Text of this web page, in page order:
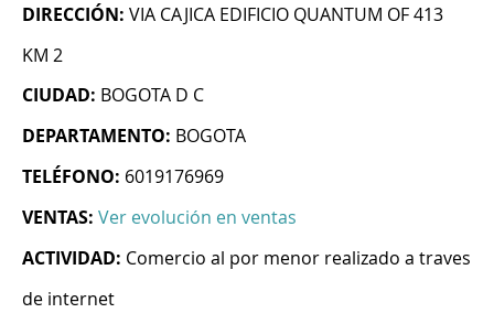
DIRECCIÓN: VIA CAJICA EDIFICIO QUANTUM OF 413
KM 2
CIUDAD: BOGOTA D C
DEPARTAMENTO: BOGOTA
TELÉFONO: 6019176969
VENTAS: Ver evolución en ventas
ACTIVIDAD: Comercio al por menor realizado a traves
de internet